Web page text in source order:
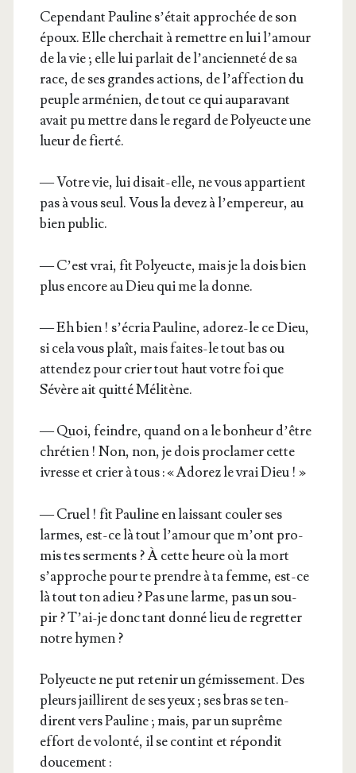
Cepen­dant Pau­line s’é­tait appro­chée de son
époux. Elle cher­chait à remettre en lui l’a­mour
de la vie ; elle lui par­lait de l’an­cien­ne­té de sa
race, de ses grandes actions, de l’af­fec­tion du
peuple armé­nien, de tout ce qui aupa­ra­vant
avait pu mettre dans le regard de Poly­eucte une
lueur de fierté.
— Votre vie, lui disait-elle, ne vous appar­tient
pas à vous seul. Vous la devez à l’empereur, au
bien public.
— C’est vrai, fit Poly­eucte, mais je la dois bien
plus encore au Dieu qui me la donne.
— Eh bien ! s’é­cria Pau­line, ado­rez-le ce Dieu,
si cela vous plaît, mais faites-le tout bas ou
atten­dez pour crier tout haut votre foi que
Sévère ait quit­té Mélitène.
— Quoi, feindre, quand on a le bon­heur d’être
chré­tien ! Non, non, je dois pro­cla­mer cette
ivresse et crier à tous : « Ado­rez le vrai Dieu ! »
— Cruel ! fit Pau­line en lais­sant cou­ler ses
larmes, est-ce là tout l’a­mour que m’ont pro­
mis tes ser­ments ? À cette heure où la mort
s’ap­proche pour te prendre à ta femme, est-ce
là tout ton adieu ? Pas une larme, pas un sou­
pir ? T’ai-je donc tant don­né lieu de regret­ter
notre hymen ?
Poly­eucte ne put rete­nir un gémis­se­ment. Des
pleurs jaillirent de ses yeux ; ses bras se ten­
dirent vers Pau­line ; mais, par un suprême
effort de volon­té, il se contint et répon­dit
doucement :